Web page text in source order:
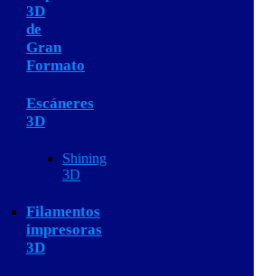
3D
de
Gran
Formato
Escáneres
3D
Shining
3D
Filamentos
impresoras
3D